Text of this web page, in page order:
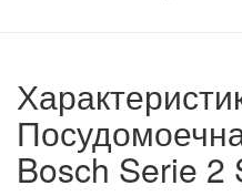
Bosch Serie 2